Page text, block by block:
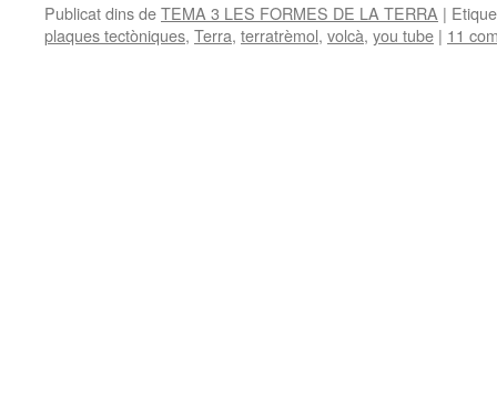
Publicat dins deTEMA 3 LES FORMES DE LA TERRA |
plaques tectòniques, Terra, terratrèmol, volcà, you tube | 11